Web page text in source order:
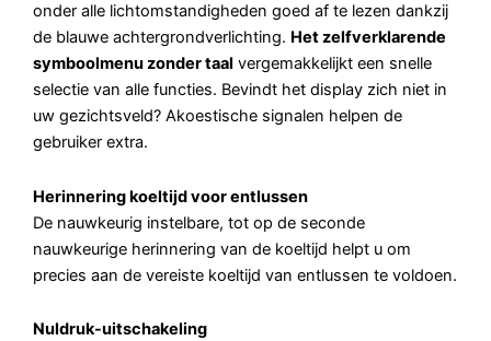
onder alle lichtomstandigheden goed af te lezen dankzij
de blauwe achtergrondverlichting. Het zelfverklarende
symboolmenu zonder taal vergemakkelijkt een snelle
selectie van alle functies. Bevindt het display zich niet in
uw gezichtsveld? Akoestische signalen helpen de
gebruiker extra.
Herinnering koeltijd voor entlussen
De nauwkeurig instelbare, tot op de seconde
nauwkeurige herinnering van de koeltijd helpt u om
precies aan de vereiste koeltijd van entlussen te voldoen.
Nuldruk-uitschakeling